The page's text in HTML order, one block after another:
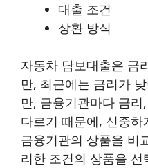
대출 조건
상환 방식
자동차 담보대출은 금
만, 최근에는 금리가
만, 금융기관마다 금
다르기 때문에, 신중
금융기관의 상품을 비
리한 조건의 상품을